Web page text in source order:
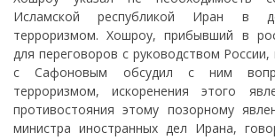
Исламской республикой Иран в
терроризмом. Хошроу, прибывший в
для переговоров с руководством
с Сафоновым обсудил с ним
терроризмом, искоренения этого
противостояния этому позорному
министра иностранных дел Ирана,